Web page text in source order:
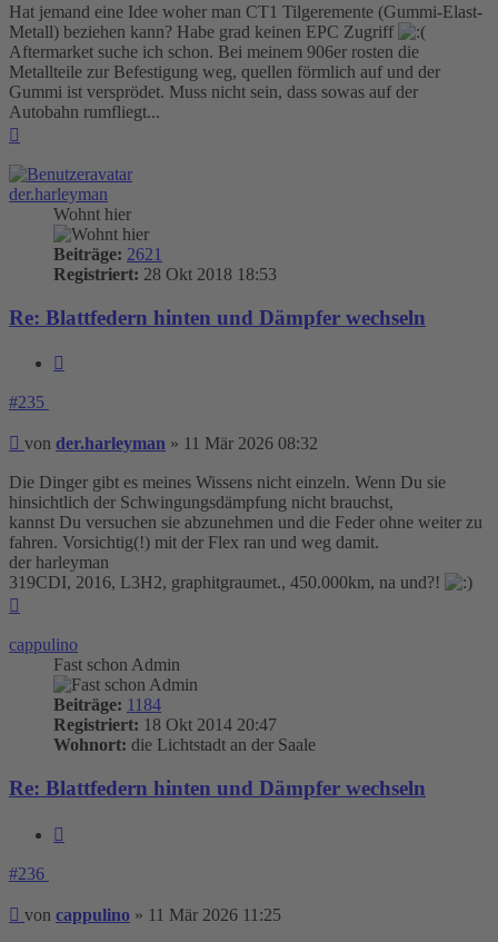
Hat jemand eine Idee woher man CT1 Tilgeremente (Gummi-Elast-
Metall) beziehen kann? Habe grad keinen EPC Zugriff
Aftermarket suche ich schon. Bei meinem 906er rosten die
Metallteile zur Befestigung weg, quellen förmlich auf und der
Gummi ist versprödet. Muss nicht sein, dass sowas auf der
Autobahn rumfliegt...
der.harleyman
Wohnt hier
Beiträge: 2621
Registriert: 28 Okt 2018 18:53
Re: Blattfedern hinten und Dämpfer wechseln
#235
Beitrag
von der.harleyman » 11 Mär 2026 08:32
Die Dinger gibt es meines Wissens nicht einzeln. Wenn Du sie
hinsichtlich der Schwingungsdämpfung nicht brauchst,
kannst Du versuchen sie abzunehmen und die Feder ohne weiter zu
fahren. Vorsichtig(!) mit der Flex ran und weg damit.
der harleyman
319CDI, 2016, L3H2, graphitgraumet., 450.000km, na und?!
cappulino
Fast schon Admin
Beiträge: 1184
Registriert: 18 Okt 2014 20:47
Wohnort: die Lichtstadt an der Saale
Re: Blattfedern hinten und Dämpfer wechseln
#236
Beitrag
von cappulino » 11 Mär 2026 11:25